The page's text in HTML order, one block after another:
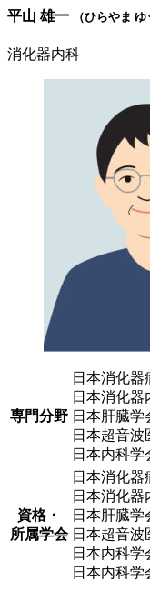
平山 雄一 （ひらやま ゆ
消化器内科
専門分野
日本消化器
日本消化器
日本肝臓学
日本超音波
日本内科学
資格・
所属学会
日本消化器
日本消化器
日本肝臓学
日本超音波
日本内科学
日本内科学